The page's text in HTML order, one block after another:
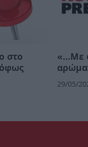
στο
«…Με
29/05/